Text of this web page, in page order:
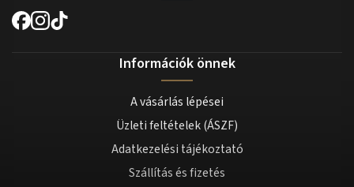
Információk önnek
A vásárlás lépései
Üzleti feltételek (ÁSZF)
Adatkezelési tájékoztató
Szállítás és fizetés